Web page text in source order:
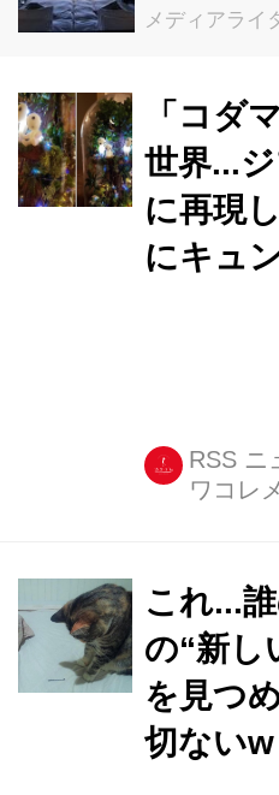
メディアライ
「コダ
世界...
に再現
にキュ
RSS ニ
ワコレ
これ...
の“新し
を見つ
切ないw